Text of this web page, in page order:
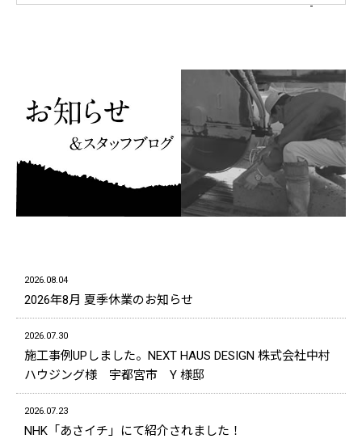
2026.08.04
2026年8月 夏季休業のお知らせ
2026.07.30
施工事例UPしました。NEXT HAUS DESIGN 株式会社中村
ハウジング様 宇都宮市 Y 様邸
2026.07.23
NHK「あさイチ」にて紹介されました！